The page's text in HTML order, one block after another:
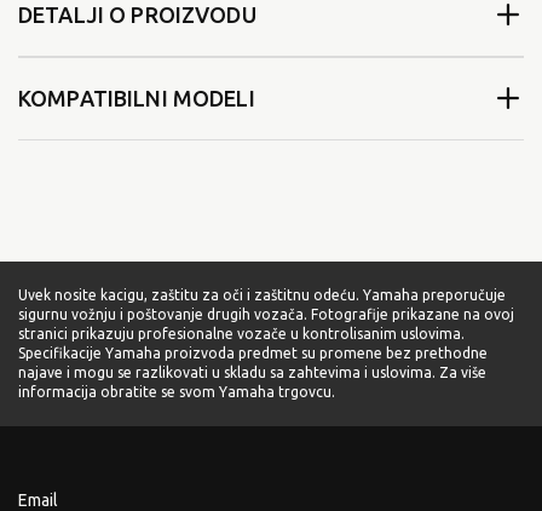
DETALJI O PROIZVODU
KOMPATIBILNI MODELI
Uvek nosite kacigu, zaštitu za oči i zaštitnu odeću. Yamaha preporučuje
sigurnu vožnju i poštovanje drugih vozača. Fotografije prikazane na ovoj
stranici prikazuju profesionalne vozače u kontrolisanim uslovima.
Specifikacije Yamaha proizvoda predmet su promene bez prethodne
najave i mogu se razlikovati u skladu sa zahtevima i uslovima. Za više
informacija obratite se svom Yamaha trgovcu.
Email